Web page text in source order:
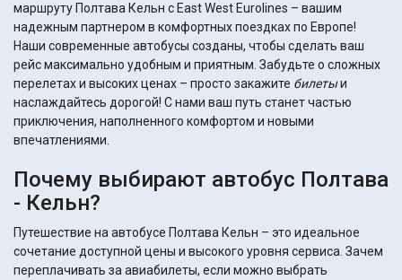
маршруту Полтава Кельн с East West Eurolines – вашим
надежным партнером в комфортных поездках по Европе!
Наши современные автобусы созданы, чтобы сделать ваш
рейс максимально удобным и приятным. Забудьте о сложных
перелетах и высоких ценах – просто закажите билетыи
наслаждайтесь дорогой! С нами ваш путь станет частью
приключения, наполненного комфортом и новыми
впечатлениями.
Почему выбирают автобус Полтава
- Кельн?
Путешествие на автобусе Полтава Кельн – это идеальное
сочетание доступной цены и высокого уровня сервиса. Зачем
переплачивать за авиабилеты, если можно выбрать